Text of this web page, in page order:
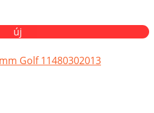
új
Golf 11480302013